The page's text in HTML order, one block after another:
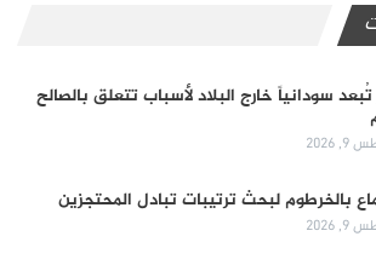
سودانياً خارج البلاد لأسباب تتعلق بالصالح
2026
بالخرطوم لبحث ترتيبات تبادل المحتجزين
2026